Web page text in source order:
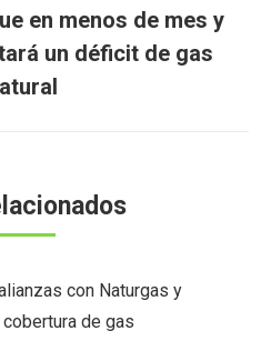
Publicación
siguiente:
en menos de mes y
un déficit de gas
con Naturgas y
de gas